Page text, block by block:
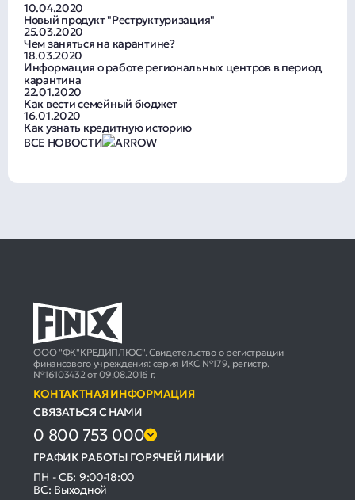
10.04.2020
Новый продукт "Реструктуризация"
25.03.2020
Чем заняться на карантине?
18.03.2020
Информация о работе региональных центров в период
карантина
22.01.2020
Как вести семейный бюджет
16.01.2020
Как узнать кредитную историю
ВСЕ НОВОСТИ
ООО "ФК"КРЕДИПЛЮС". Свидетельство о регистрации
финансового учреждения: серия ИКС №179, регистр.
№16103432 от 09.08.2016 г.
КОНТАКТНАЯ ИНФОРМАЦИЯ
СВЯЗАТЬСЯ С НАМИ
0 800 753 000
ГРАФИК РАБОТЫ ГОРЯЧЕЙ ЛИНИИ
ПН - СБ: 9:00-18:00
ВС: Выходной